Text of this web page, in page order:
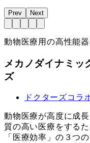
Prev Next
動物医療用の高性能
メカノダイナミッ
ズ
ドクターズコラ
動物医療が高度に成
質の高い医療をする
「医療効率」の３つ